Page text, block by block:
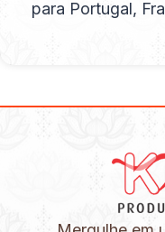
para Portugal,